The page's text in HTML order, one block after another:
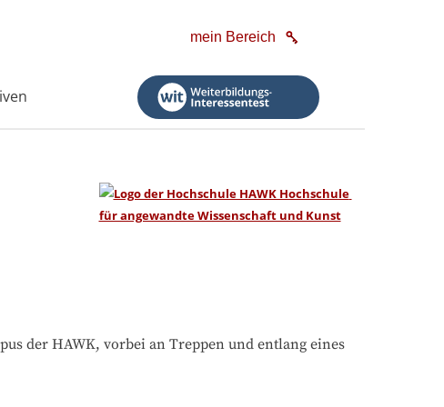
mein Bereich